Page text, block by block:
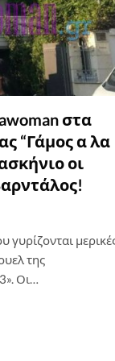
στα
“Γάμος α λα
οι
γυρίζονται
της
Οι…